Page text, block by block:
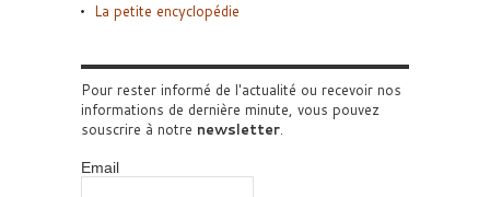
La petite encyclopédie
Pour rester informé de l'actualité ou recevoir nos
informations de dernière minute, vous pouvez
souscrire à notre newsletter.
Email